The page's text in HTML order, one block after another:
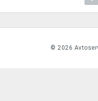
© 2026